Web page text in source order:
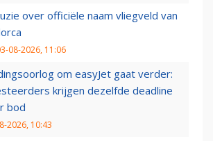
over officiële naam vliegveld van
08-2026, 11:06
om easyJet gaat verder:
krijgen dezelfde deadline
bod
2026, 10:43